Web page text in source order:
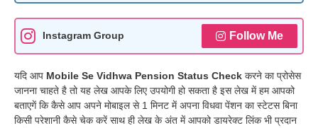
Instagram Group Follow Me
यदि आप Mobile Se Vidhwa Pension Status Check करने का प्रोसेस
जानना चाहते है तो यह लेख आपके लिए उपयोगी हो सकता है इस लेख में हम आपको
बताएगें कि कैसे आप अपने मोबाइल से 1 मिनट में अपना विधवा पेंशन का स्टेटस बिना
किसी परेशानी कैसे चेक करें साथ ही लेख के अंत में आपको डायरेक्ट लिंक भी प्रदान